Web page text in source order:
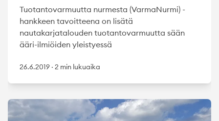
Tuotantovarmuutta nurmesta (VarmaNurmi) -
hankkeen tavoitteena on lisätä
nautakarjatalouden tuotantovarmuutta sään
ääri-ilmiöiden yleistyessä
26.6.2019 · 2 min lukuaika